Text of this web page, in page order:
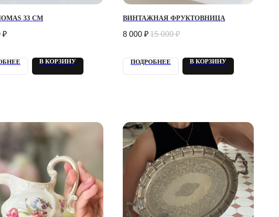
33 СМ
₽
В КОРЗИНУ
ВИНТАЖНАЯ ФРУКТОВНИЦА
8 000 ₽15 000 ₽
ПОДРОБНЕЕ В КОРЗИНУ